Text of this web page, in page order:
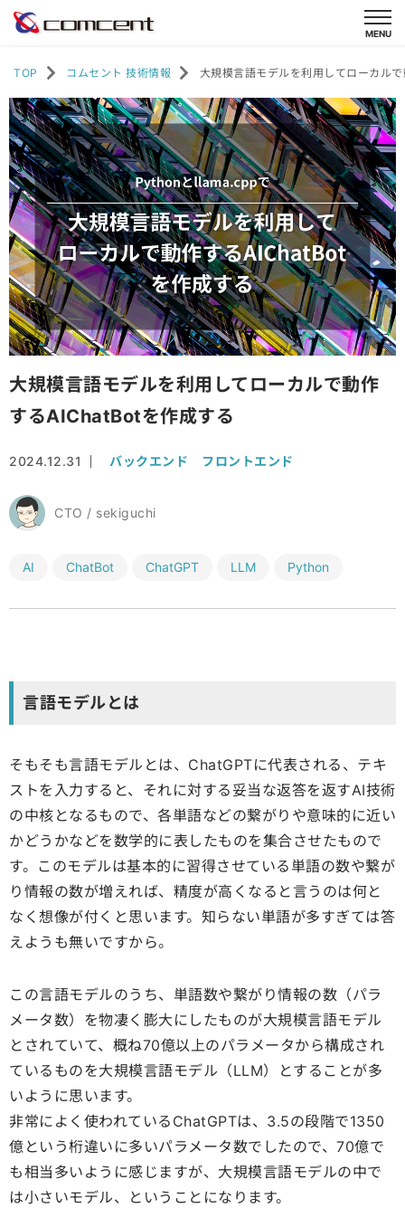
TOP コムセント 技術情報 大規模言語モデルを利用してローカル
大規模言語モデルを利用してローカルで動作
するAIChatBotを作成する
2024.12.31 バックエンド フロントエンド
CTO / sekiguchi
AI ChatBot ChatGPT LLM Python
言語モデルとは
そもそも言語モデルとは、ChatGPTに代表される、テキ
ストを入力すると、それに対する妥当な返答を返すAI技術
の中核となるもので、各単語などの繋がりや意味的に近い
かどうかなどを数学的に表したものを集合させたもので
す。このモデルは基本的に習得させている単語の数や繋が
り情報の数が増えれば、精度が高くなると言うのは何と
なく想像が付くと思います。知らない単語が多すぎては答
えようも無いですから。
この言語モデルのうち、単語数や繋がり情報の数（パラ
メータ数）を物凄く膨大にしたものが大規模言語モデル
とされていて、概ね70億以上のパラメータから構成され
ているものを大規模言語モデル（LLM）とすることが多
いように思います。
非常によく使われているChatGPTは、3.5の段階で1350
億という桁違いに多いパラメータ数でしたので、70億で
も相当多いように感じますが、大規模言語モデルの中で
は小さいモデル、ということになります。